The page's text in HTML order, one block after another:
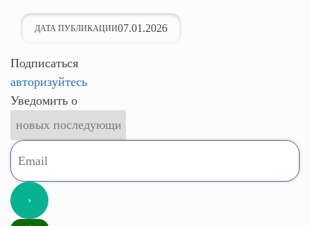
ДАТА ПУБЛИКАЦИИ07.01.2026
Подписаться
авторизуйтесь
Уведомить о